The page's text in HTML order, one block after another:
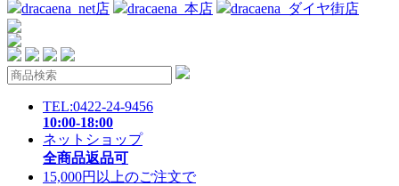
dracaena_net店 dracaena_本店 dracaena_ダイヤ街店
TEL:0422-24-9456
10:00-18:00
ネットショップ
全商品返品可
15,000円以上のご注文で